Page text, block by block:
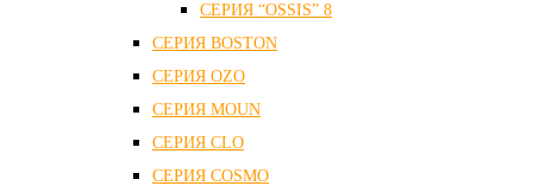
СЕРИЯ “OSSIS” 8
СЕРИЯ ВOSTON
CЕРИЯ OZO
СЕРИЯ MOUN
СЕРИЯ CLO
СЕРИЯ COSMO